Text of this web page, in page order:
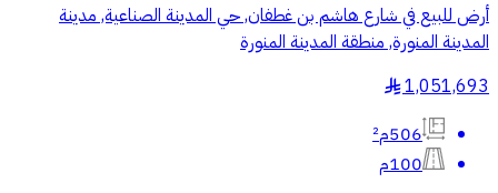
أرض للبيع في شارع هاشم بن غطفان, حي المدينة الصناعية, مدينة
المدينة المنورة, منطقة المدينة المنورة
1,051,693
§
506م²
100م